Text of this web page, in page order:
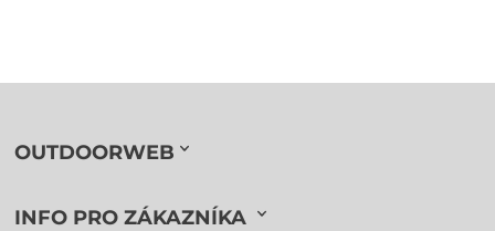
OUTDOORWEB
INFO PRO ZÁKAZNÍKA